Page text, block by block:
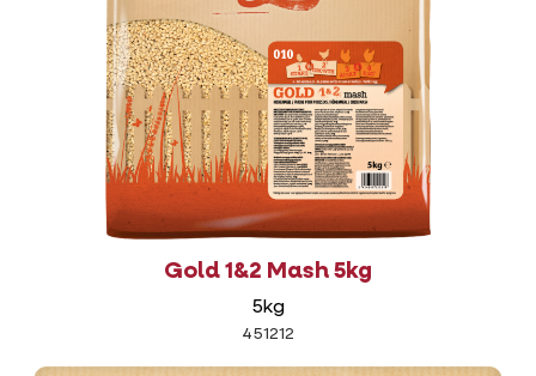
Gold 1&2 Mash 5kg
5kg
451212